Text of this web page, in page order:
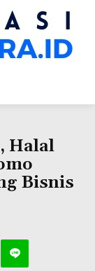
Halal
Bisnis